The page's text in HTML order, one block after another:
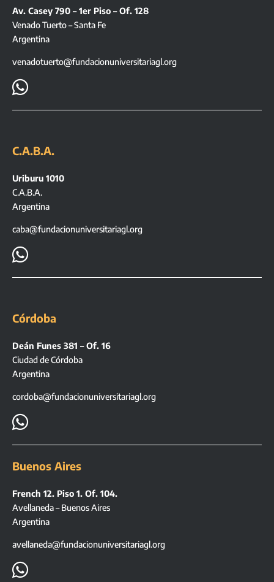
Av. Casey 790 – 1er Piso – Of. 128
Venado Tuerto – Santa Fe
Argentina
venadotuerto@fundacionuniversitariagl.org

C.A.B.A.
Uriburu 1010
C.A.B.A.
Argentina
caba@fundacionuniversitariagl.org

Córdoba
Deán Funes 381 – Of. 16
Ciudad de Córdoba
Argentina
cordoba@fundacionuniversitariagl.org

Buenos Aires
French 12. Piso 1. Of. 104.
Avellaneda – Buenos Aires
Argentina
avellaneda@fundacionuniversitariagl.org
